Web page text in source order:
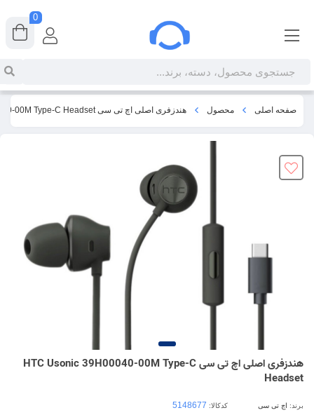
صفحه اصلی محصول هندزفری اصلی اچ تی سی HTC Usonic 39H00040-00M Type-C Headset
هندزفری اصلی اچ تی سی HTC Usonic 39H00040-00M Type-C
Headset
برند: اچ تی سی کدکالا:
0